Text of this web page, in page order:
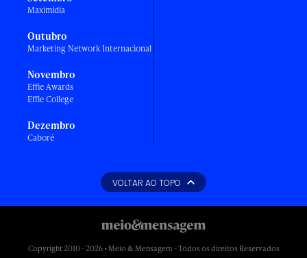
Maximídia
Outubro
Marketing Network Internacional
Novembro
Effie Awards
Effie College
Dezembro
Caboré
VOLTAR AO TOPO
Copyright 2010 - 2026 • Meio & Mensagem - Todos os direitos Reservados